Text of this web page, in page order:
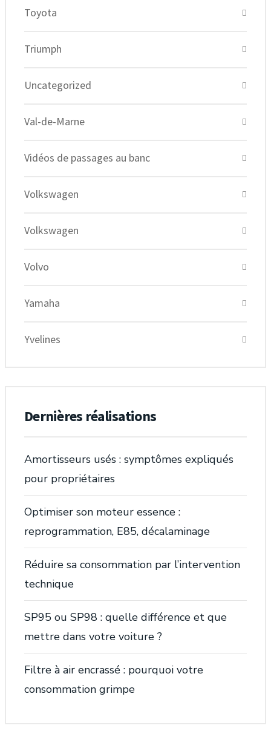
Toyota
Triumph
Uncategorized
Val-de-Marne
Vidéos de passages au banc
Volkswagen
Volkswagen
Volvo
Yamaha
Yvelines
Dernières réalisations
Amortisseurs usés : symptômes expliqués
pour propriétaires
Optimiser son moteur essence :
reprogrammation, E85, décalaminage
Réduire sa consommation par l’intervention
technique
SP95 ou SP98 : quelle différence et que
mettre dans votre voiture ?
Filtre à air encrassé : pourquoi votre
consommation grimpe